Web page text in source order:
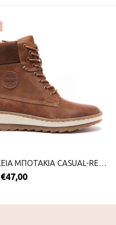
ΓΥΝΑΙΚΕΙΑ ΜΠΟΤΑΚΙΑ CASUAL-REFRESH-2111-0398-ΚΑΜΕΛ
€47,00